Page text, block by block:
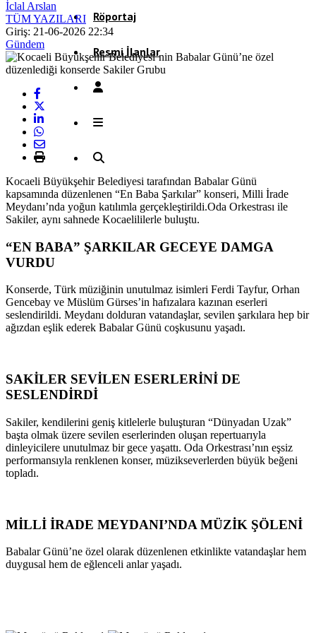
Röportaj
Resmi İlanlar
İclal Arslan
TÜM YAZILARI
Giriş: 21-06-2026 22:34
Gündem
Kocaeli Büyükşehir Belediyesi tarafından Babalar Günü
kapsamında düzenlenen “En Baba Şarkılar” konseri, Milli İrade
Meydanı’nda yoğun katılımla gerçekleştirildi.Oda Orkestrası ile
Sakiler, aynı sahnede Kocaelililerle buluştu.
“EN BABA” ŞARKILAR GECEYE DAMGA
VURDU
Konserde, Türk müziğinin unutulmaz isimleri Ferdi Tayfur, Orhan
Gencebay ve Müslüm Gürses’in hafızalara kazınan eserleri
seslendirildi. Meydanı dolduran vatandaşlar, sevilen şarkılara hep bir
ağızdan eşlik ederek Babalar Günü coşkusunu yaşadı.
SAKİLER SEVİLEN ESERLERİNİ DE
SESLENDİRDİ
Sakiler, kendilerini geniş kitlelerle buluşturan “Dünyadan Uzak”
başta olmak üzere sevilen eserlerinden oluşan repertuarıyla
dinleyicilere unutulmaz bir gece yaşattı. Oda Orkestrası’nın eşsiz
performansıyla renklenen konser, müzikseverlerden büyük beğeni
topladı.
MİLLİ İRADE MEYDANI’NDA MÜZİK ŞÖLENİ
Babalar Günü’ne özel olarak düzenlenen etkinlikte vatandaşlar hem
duygusal hem de eğlenceli anlar yaşadı.